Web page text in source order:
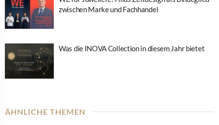
zwischen Marke und Fachhandel
Was die INOVA Collection in diesem Jahr bietet
ÄHNLICHE THEMEN